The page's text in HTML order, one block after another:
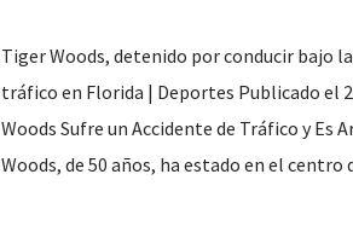
Tiger Woods, detenido por conducir bajo
tráfico en Florida | Deportes Publicado el
Woods Sufre un Accidente de Tráfico y
Woods, de 50 años, ha estado en el